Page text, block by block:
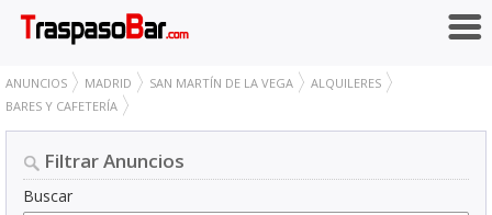
ANUNCIOS MADRID SAN MARTÍN DE LA VEGA
ALQUILERES
BARES Y CAFETERÍA
Filtrar Anuncios
Buscar